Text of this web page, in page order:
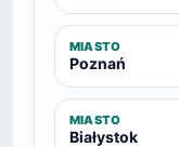
MIASTO
Poznań
MIASTO
Białystok